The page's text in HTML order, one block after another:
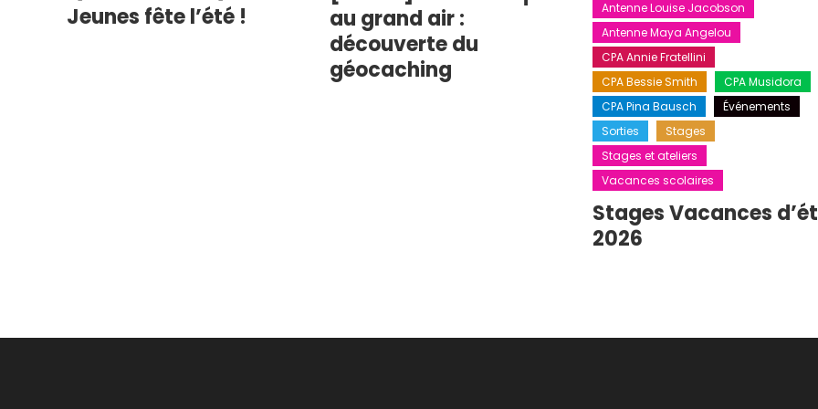
Jeunes fête l’été !
au grand air :
découverte du
géocaching
Antenne Louise Jacobson
Antenne Maya Angelou
CPA Annie Fratellini
CPA Bessie Smith
CPA Musidora
CPA Pina Bausch
Événements
Sorties
Stages
Stages et ateliers
Vacances scolaires
Stages Vacances
2026